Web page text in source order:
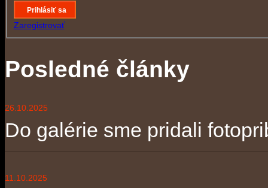
Prihlásiť sa
Zaregistrovať
Posledné články
26.10.2025
Do galérie sme pridali
11.10.2025